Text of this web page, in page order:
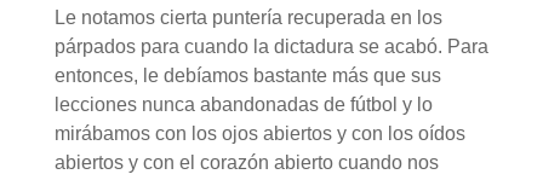
Le notamos cierta puntería recuperada en los
párpados para cuando la dictadura se acabó. Para
entonces, le debíamos bastante más que sus
lecciones nunca abandonadas de fútbol y lo
mirábamos con los ojos abiertos y con los oídos
abiertos y con el corazón abierto cuando nos